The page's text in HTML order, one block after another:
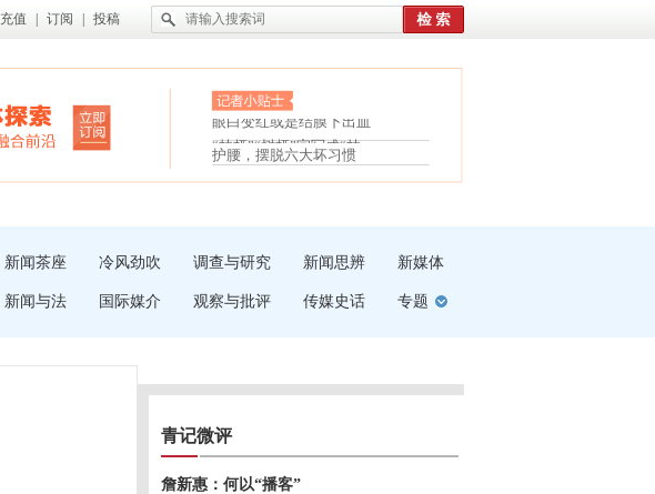
充值 订阅 投稿
眼白变红或是结膜下出血
“枝桠”“树桠”宜写成“枝...
夏天缓解疲劳有三招
护腰，摆脱六大坏习惯
受伤了冰敷还是热敷
新闻茶座 冷风劲吹 调查与研究 新闻思辨 新媒体
新闻与法 国际媒介 观察与批评 传媒史话 专题
青记微评
詹新惠：何以“播客”